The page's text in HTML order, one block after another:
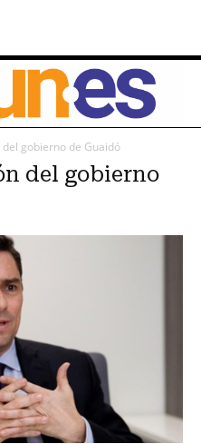
gobierno de Guaidó
del gobierno